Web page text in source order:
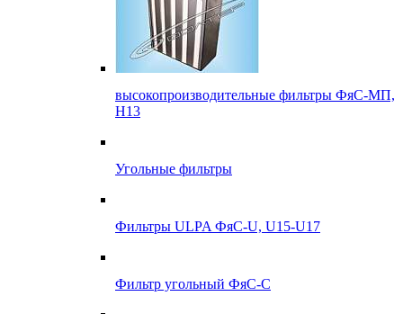
высокопроизводительные фильтры ФяС-МП,
Н13
Угольные фильтры
Фильтры ULPA ФяС-U, U15-U17
Фильтр угольный ФяС-С